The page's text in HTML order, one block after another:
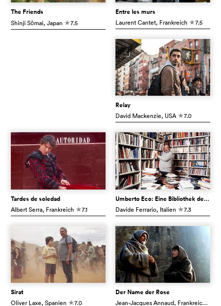
The Friends
Shinji Sōmai, Japan c7.5
Entre les murs
Laurent Cantet, Frankreich c7.5
Relay
David Mackenzie, USA c7.0
Tardes de soledad
Albert Serra, Frankreich c7.1
Umberto Eco: Eine Bibliothek der Welt
Davide Ferrario, Italien c7.3
Sirat
Oliver Laxe, Spanien c7.0
Der Name der Rose
Jean-Jacques Annaud, Frankreich